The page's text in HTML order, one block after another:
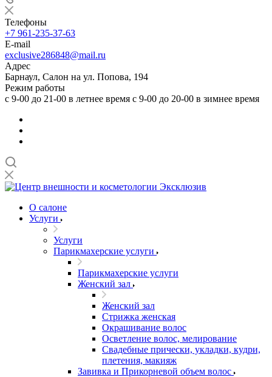
Телефоны
+7 961-235-37-63
E-mail
exclusive286848@mail.ru
Адрес
Барнаул, Салон на ул. Попова, 194
Режим работы
с 9-00 до 21-00 в летнее время с 9-00 до 20-00 в зимнее время
О салоне
Услуги
Услуги
Парикмахерские услуги
Парикмахерские услуги
Женский зал
Женский зал
Стрижка женская
Окрашивание волос
Осветление волос, мелирование
Свадебные прически, укладки, кудри,
плетения, макияж
Завивка и Прикорневой объем волос